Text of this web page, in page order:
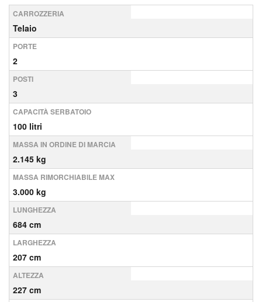
CARROZZERIA
Telaio
PORTE
2
POSTI
3
CAPACITÀ SERBATOIO
100 litri
MASSA IN ORDINE DI MARCIA
2.145 kg
MASSA RIMORCHIABILE MAX
3.000 kg
LUNGHEZZA
684 cm
LARGHEZZA
207 cm
ALTEZZA
227 cm